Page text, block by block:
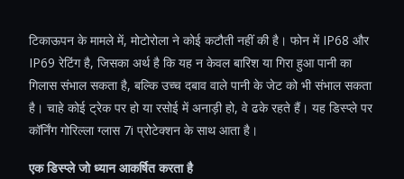
टिकाऊपन के मामले में, मोटोरोला ने कोई कटौती नहीं की है। फोन में IP68 और
IP69 रेटिंग है, जिसका अर्थ है कि यह न केवल बारिश या गिरा हुआ पानी का
गिलास संभाल सकता है, बल्कि उच्च दबाव वाले पानी के जेट को भी संभाल सकता
है। चाहे कोई ट्रेक पर हो या रसोई में अनाड़ी हो, वे ढके रहते हैं। यह डिस्प्ले पर
कॉर्निंग गोरिल्ला ग्लास 7i प्रोटेक्शन के साथ आता है।
एक डिस्प्ले जो ध्यान आकर्षित करता है